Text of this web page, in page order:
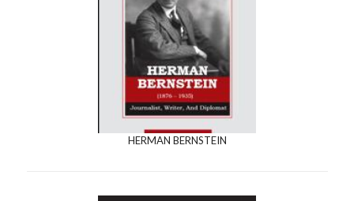
HERMAN BERNSTEIN